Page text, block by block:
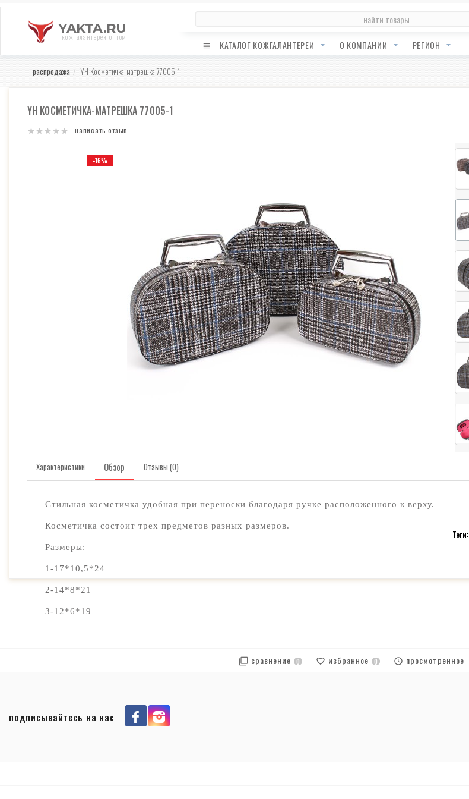
YAKTA.RU
кожгалантерея оптом
КАТАЛОГ КОЖГАЛАНТЕРЕИ О КОМПАНИИ РЕГИОН
распродажа YH Косметичка-матрешка 77005-1
YH КОСМЕТИЧКА-МАТРЕШКА 77005-1
написать отзыв
-16%
Характеристики Обзор Отзывы (0)
Стильная косметичка удобная при переноски благодаря ручке расположенного к верху.
Косметичка состоит трех предметов разных размеров.
Размеры:
1-17*10,5*24
2-14*8*21
3-12*6*19
Теги:
YH Косметичка-матрешка 77005-1 сравнение 0 избранное 0 просмотренное
подписывайтесь на нас